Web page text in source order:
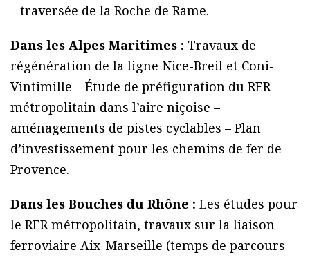
– traversée de la Roche de Rame.
Dans les Alpes Maritimes : Travaux de
régénération de la ligne Nice-Breil et Coni-
Vintimille – Étude de préfiguration du RER
métropolitain dans l’aire niçoise –
aménagements de pistes cyclables – Plan
d’investissement pour les chemins de fer de
Provence.
Dans les Bouches du Rhône : Les études pour
le RER métropolitain, travaux sur la liaison
ferroviaire Aix-Marseille (temps de parcours